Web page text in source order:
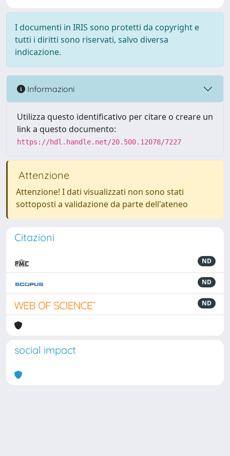
I documenti in IRIS sono protetti da copyright e
tutti i diritti sono riservati, salvo diversa
indicazione.
Informazioni
Utilizza questo identificativo per citare o creare un
link a questo documento:
https://hdl.handle.net/20.500.12078/7227
Attenzione
Attenzione! I dati visualizzati non sono stati
sottoposti a validazione da parte dell'ateneo
Citazioni
ND
ND
ND
social impact